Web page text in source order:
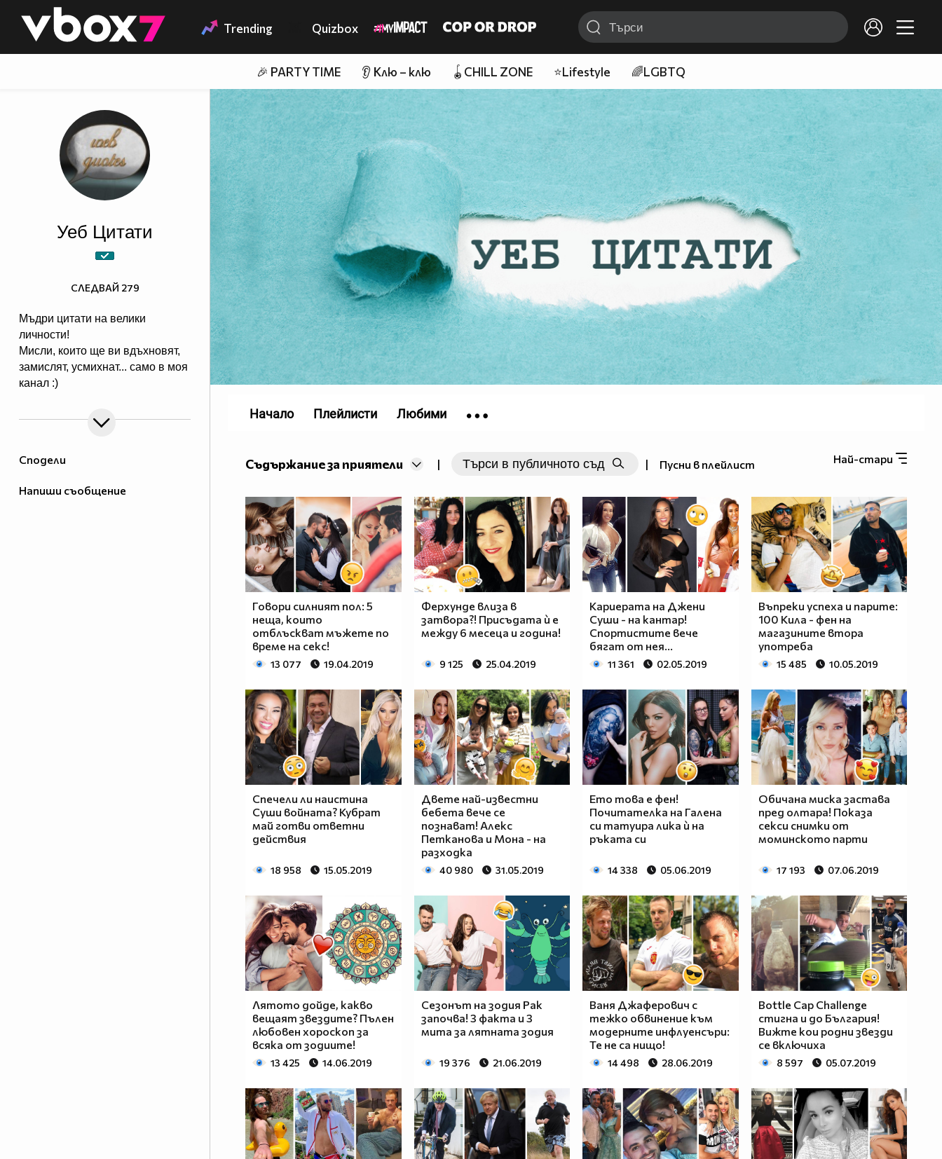
👾 Trending Quizbox
🎉 PARTY TIME 👂 Клю – клю 🪀CHILL ZONE ⭐Lifestyle 🌈LGBTQ
Сподели
Напиши съобщение
Уеб Цитати
Мъдри цитати на велики
личности!
Мисли, които ще ви вдъхновят,
замислят, усмихнат... само в моя
канал :)
СЛЕДВАЙ 279
Най-стари
Съдържание за приятели | | Пусни в плейлист
Говори силният пол: 5
неща, които
отблъскват мъжете по
време на секс!
13 077 19.04.2019
Ферхунде влиза в
затвора?! Присъдата ѝ е
между 6 месеца и година!
9 125 25.04.2019
Кариерата на Джени
Суши - на кантар!
Спортистите вече
бягат от нея...
11 361 02.05.2019
Въпреки успеха и парите:
100 Кила - фен на
магазините втора
употреба
15 485 10.05.2019
Спечели ли наистина
Суши войната? Кубрат
май готви ответни
действия
18 958 15.05.2019
Двете най-известни
бебета вече се
познават! Алекс
Петканова и Мона - на
разходка
40 980 31.05.2019
Ето това е фен!
Почитателка на Галена
си татуира лика ѝ на
ръката си
14 338 05.06.2019
Обичана миска застава
пред олтара! Показа
секси снимки от
моминското парти
17 193 07.06.2019
Лятото дойде, какво
вещаят звездите? Пълен
любовен хороскоп за
всяка от зодиите!
13 425 14.06.2019
Сезонът на зодия Рак
започва! 3 факта и 3
мита за лятната зодия
19 376 21.06.2019
Ваня Джаферович с
тежко обвинение към
модерните инфлуенсъри:
Те не са нищо!
14 498 28.06.2019
Bottle Cap Challenge
стигна и до България!
Вижте кои родни звезди
се включиха
8 597 05.07.2019
Начало Плейлисти Любими